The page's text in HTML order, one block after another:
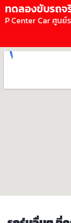
ทดลองขับรถ
P Center Car ศูน